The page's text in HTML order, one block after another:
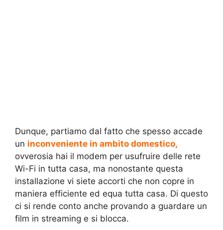
Dunque, partiamo dal fatto che spesso accade
un inconveniente in ambito domestico,
ovverosia hai il modem per usufruire delle rete
Wi-Fi in tutta casa, ma nonostante questa
installazione vi siete accorti che non copre in
maniera efficiente ed equa tutta casa. Di questo
ci si rende conto anche provando a guardare un
film in streaming e si blocca.